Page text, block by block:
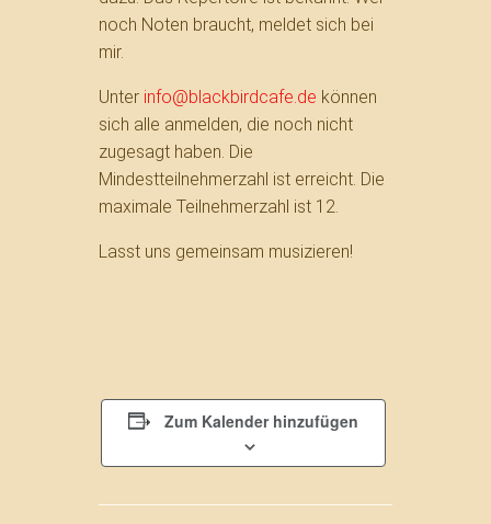
noch Noten braucht, meldet sich bei
mir.
Unter info@blackbirdcafe.de können
sich alle anmelden, die noch nicht
zugesagt haben. Die
Mindestteilnehmerzahl ist erreicht. Die
maximale Teilnehmerzahl ist 12.
Lasst uns gemeinsam musizieren!
Zum Kalender hinzufügen